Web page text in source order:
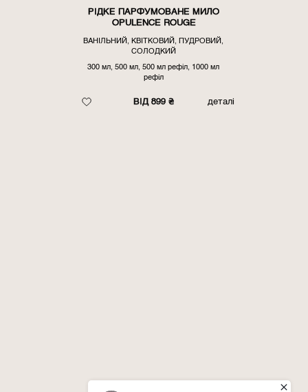
РІДКЕ ПАРФУМОВАНЕ МИЛО
OPULENCE ROUGE
ВАНІЛЬНИЙ, КВІТКОВИЙ, ПУДРОВИЙ,
СОЛОДКИЙ
300 мл, 500 мл, 500 мл рефіл, 1000 мл
рефіл
деталі
ВІД 899 ₴